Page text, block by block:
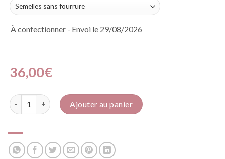
À confectionner - Envoi le 29/08/2026
36,00€
quantité de Paris Ajouter au panier